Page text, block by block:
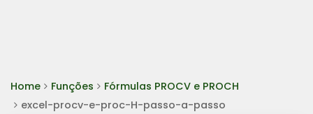
Home Funções
Fórmulas PROCV e PROCH
excel-procv-e-proc-H-passo-a-passo